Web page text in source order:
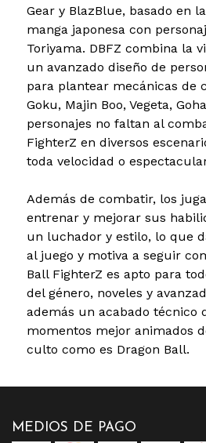
Gear y BlazBlue, basado en
manga japonesa con
Toriyama. DBFZ combina la
un avanzado diseño de
para plantear mecánicas de
Goku, Majin Boo, Vegeta,
personajes no faltan al
FighterZ en diversos
toda velocidad o
Además de combatir, los
entrenar y mejorar sus
un luchador y estilo, lo que
al juego y motiva a seguir
Ball FighterZ es apto para
del género, noveles y
además un acabado técnico
momentos mejor animados
culto como es Dragon Ball.
MEDIOS DE PAGO